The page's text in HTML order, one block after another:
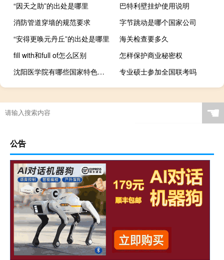
“因天之助”的出处是哪里
巴特利壁挂炉使用说明
消防管道穿墙的规范要求
字节跳动是哪个国家公司
“安得更唤元丹丘”的出处是哪里
海关检查要多久
fill with和full of怎么区别
怎样保护商业秘密权
沈阳医学院有哪些国家特色专业
专业硕士参加全国联考吗
☚
公告